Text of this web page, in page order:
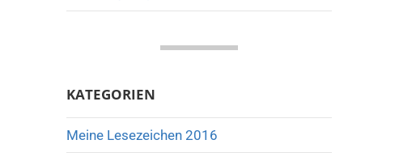
KATEGORIEN
Meine Lesezeichen 2016